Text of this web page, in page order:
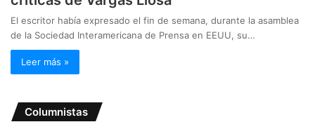
El escritor había expresado el fin de semana, durante la asamblea
de la Sociedad Interamericana de Prensa en EEUU, su…
Leer más »
Columnistas